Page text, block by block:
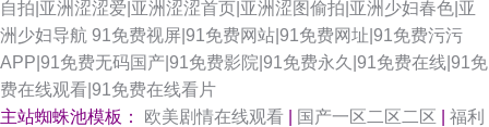
自拍|亚洲涩涩爱|亚洲涩涩首页|亚洲涩图偷拍|亚洲少妇春色|亚
洲少妇导航 91免费视屏|91免费网站|91免费网址|91免费污污
APP|91免费无码国产|91免费影院|91免费永久|91免费在线|91免
费在线观看|91免费在线看片
主站蜘蛛池模板： 欧美剧情在线观看 国产一区二区二区
福利